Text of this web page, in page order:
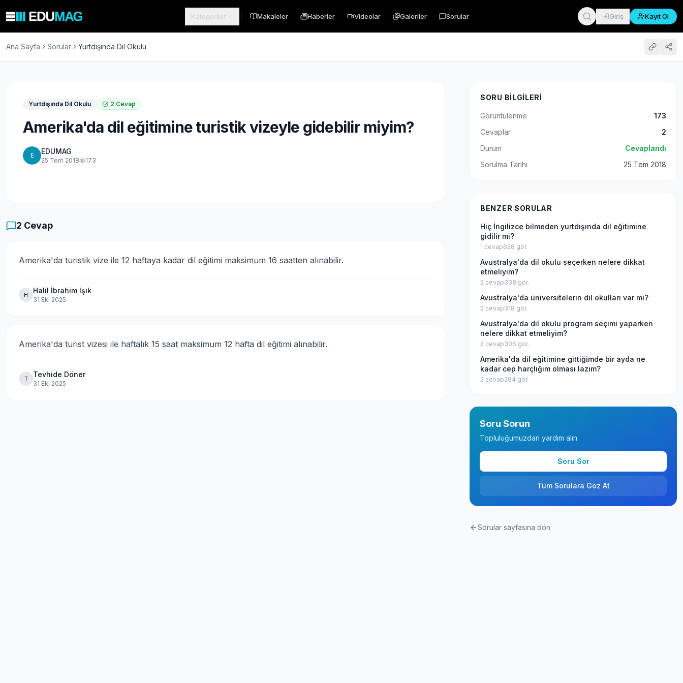
Kategoriler Makaleler Haberler Videolar Galeriler Sorular Giriş Kayıt Ol
Ana Sayfa Sorular Yurtdışında Dil Okulu
Yurtdışında Dil Okulu 2 Cevap
Amerika'da dil eğitimine turistik vizeyle gidebilir miyim?
E EDUMAG
25 Tem 2018 173
2 Cevap
Amerika'da turistik vize ile 12 haftaya kadar dil eğitimi maksimum 16 saatten alınabilir.
H Halil İbrahim Işık
31 Eki 2025
Amerika'da turist vizesi ile haftalık 15 saat maksimum 12 hafta dil eğitimi alınabilir.
T Tevhide Döner
31 Eki 2025
SORU BILGILERI
Görüntülenme
173
Cevaplar
2
Durum
Cevaplandı
Sorulma Tarihi
25 Tem 2018
BENZER SORULAR
Hiç İngilizce bilmeden yurtdışında dil eğitimine
gidilir mi?
1 cevap628 gör.
Avustralya'da dil okulu seçerken nelere dikkat
etmeliyim?
2 cevap338 gör.
Avustralya'da üniversitelerin dil okulları var mı?
2 cevap318 gör.
Avustralya'da dil okulu program seçimi yaparken
nelere dikkat etmeliyim?
2 cevap306 gör.
Amerika'da dil eğitimine gittiğimde bir ayda ne
kadar cep harçlığım olması lazım?
2 cevap284 gör.
Soru Sorun
Topluluğumuzdan yardım alın.
Soru Sor
Tüm Sorulara Göz At
Sorular sayfasına dön